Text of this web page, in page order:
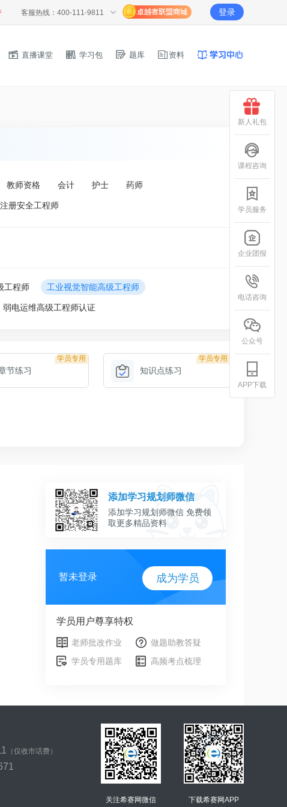
客服热线：400-111-9811 登录
直播课堂 学习包 题库 资料
教师资格 会计 护士 药师
册安全工程师
工程师 工业视觉智能高级工程师
弱电运维高级工程师认证
学员专用
节练习
学员专用
知识点练习
添加学习规划师微信
添加学习规划师微信 免费领
取更多精品资料
暂未登录 成为学员
学员用户尊享特权
老师批改作业
做题助教答疑
学员专用题库
高频考点梳理
（仅收市话费）
关注希赛网微信 下载希赛网APP
新人礼包
课程咨询
学员服务
企业团报
电话咨询
公众号
APP下载